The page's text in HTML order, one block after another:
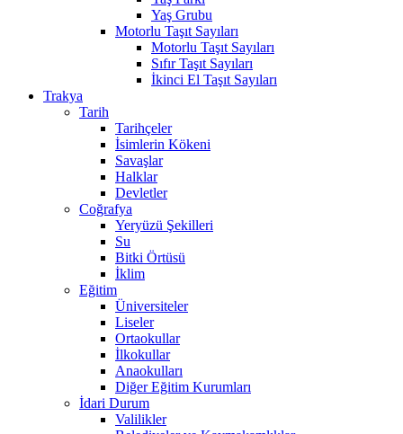
Yaş Grubu
Motorlu Taşıt Sayıları
Motorlu Taşıt Sayıları
Sıfır Taşıt Sayıları
İkinci El Taşıt Sayıları
Trakya
Tarih
Tarihçeler
İsimlerin Kökeni
Savaşlar
Halklar
Devletler
Coğrafya
Yeryüzü Şekilleri
Su
Bitki Örtüsü
İklim
Eğitim
Üniversiteler
Liseler
Ortaokullar
İlkokullar
Anaokulları
Diğer Eğitim Kurumları
İdari Durum
Valilikler